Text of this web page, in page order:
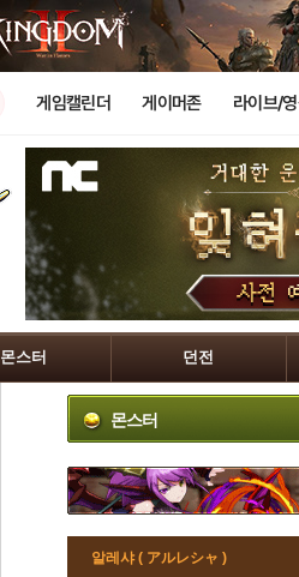
게임캘린더 게이머존 라이브/
몬스터 던전
몬스터
알레샤 ( アルレシャ )